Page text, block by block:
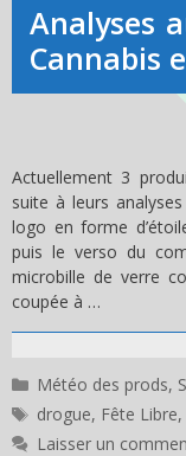
Analyses
Cannabis
Actuellement 3
suite à leurs
logo en forme
puis le verso du
microbille de verre
coupée à …
Catégories
Météo des prods,
Étiquettes
drogue, Fête Libre
Laisser un